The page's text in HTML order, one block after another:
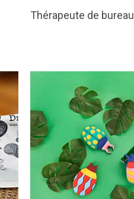
Thérapeute de bureau